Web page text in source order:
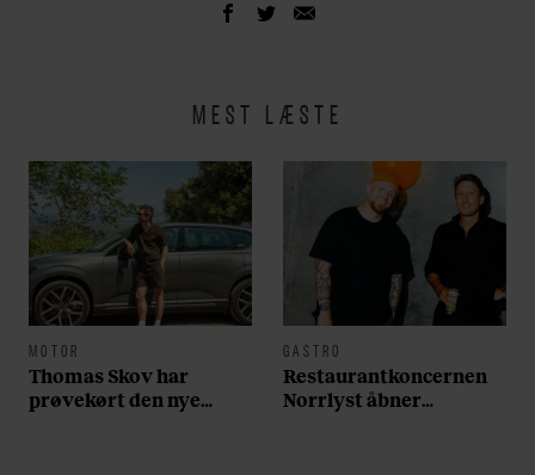
MEST LÆSTE
MOTOR
Thomas Skov har
prøvekørt den nye
GASTRO
Restaurantkoncernen
Norrlyst åbner